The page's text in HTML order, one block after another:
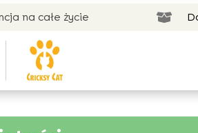
na całe życie 